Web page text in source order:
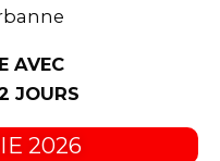
AVEC
JOURS
2026